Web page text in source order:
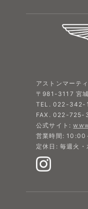
アストンマーテ
〒981-3117 宮
TEL. 022-342-
FAX. 022-725-
公式サイト:
営業時間: 10:00
定休日: 毎週火・